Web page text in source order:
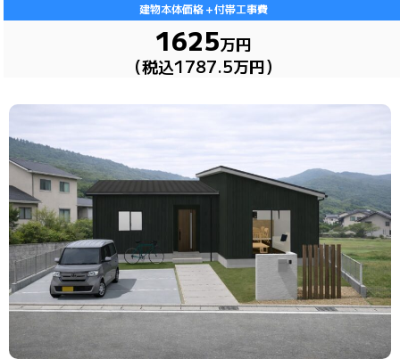
建物本体価格＋付帯工事費
1625万円
（税込1787.5万円）